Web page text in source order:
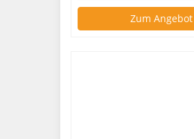
Zum Angebot